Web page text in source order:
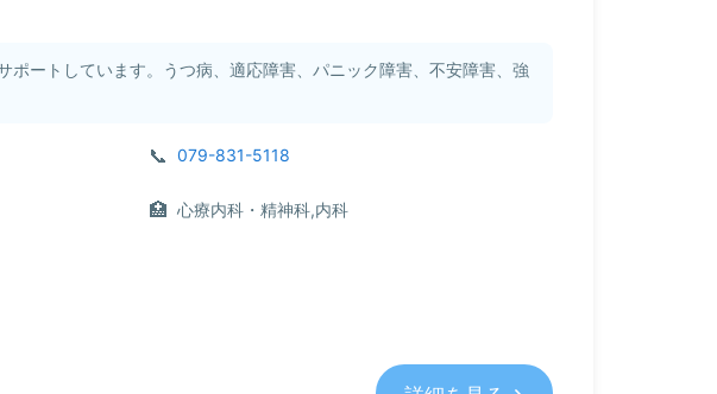
ートしています。うつ病、適応障害、パニック障害、不安障害、強
079-831-5118
心療内科・精神科,内科